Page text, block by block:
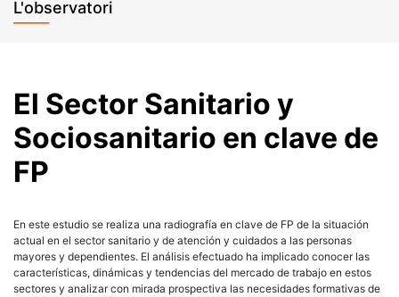
L'observatori
El Sector Sanitario y
Sociosanitario en clave de
FP
En este estudio se realiza una radiografía en clave de FP de la situación
actual en el sector sanitario y de atención y cuidados a las personas
mayores y dependientes. El análisis efectuado ha implicado conocer las
características, dinámicas y tendencias del mercado de trabajo en estos
sectores y analizar con mirada prospectiva las necesidades formativas de